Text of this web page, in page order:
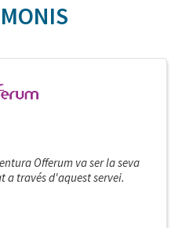
Offerum va ser la seva
través d'aquest servei.